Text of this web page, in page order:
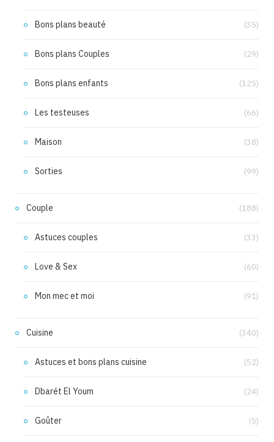
Bons plans beauté (35)
Bons plans Couples (29)
Bons plans enfants (125)
Les testeuses (66)
Maison (38)
Sorties (99)
Couple (188)
Astuces couples (33)
Love & Sex (60)
Mon mec et moi (91)
Cuisine (340)
Astuces et bons plans cuisine (52)
Dbarét El Youm (24)
Goûter (5)